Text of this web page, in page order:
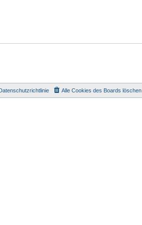
Alle Cookies des Boards löschen